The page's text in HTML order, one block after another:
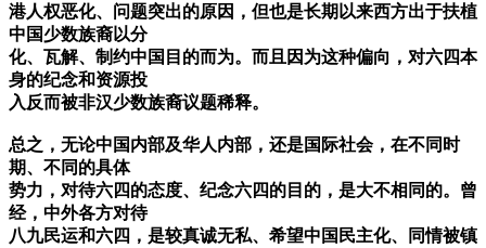
港人权恶化、问题突出的原因，但也是长期以来西方出于扶植
中国少数族裔以分
化、瓦解、制约中国目的而为。而且因为这种偏向，对六四本
身的纪念和资源投
入反而被非汉少数族裔议题稀释。
总之，无论中国内部及华人内部，还是国际社会，在不同时
期、不同的具体
势力，对待六四的态度、纪念六四的目的，是大不相同的。曾
经，中外各方对待
八九民运和六四，是较真诚无私、希望中国民主化、同情被镇